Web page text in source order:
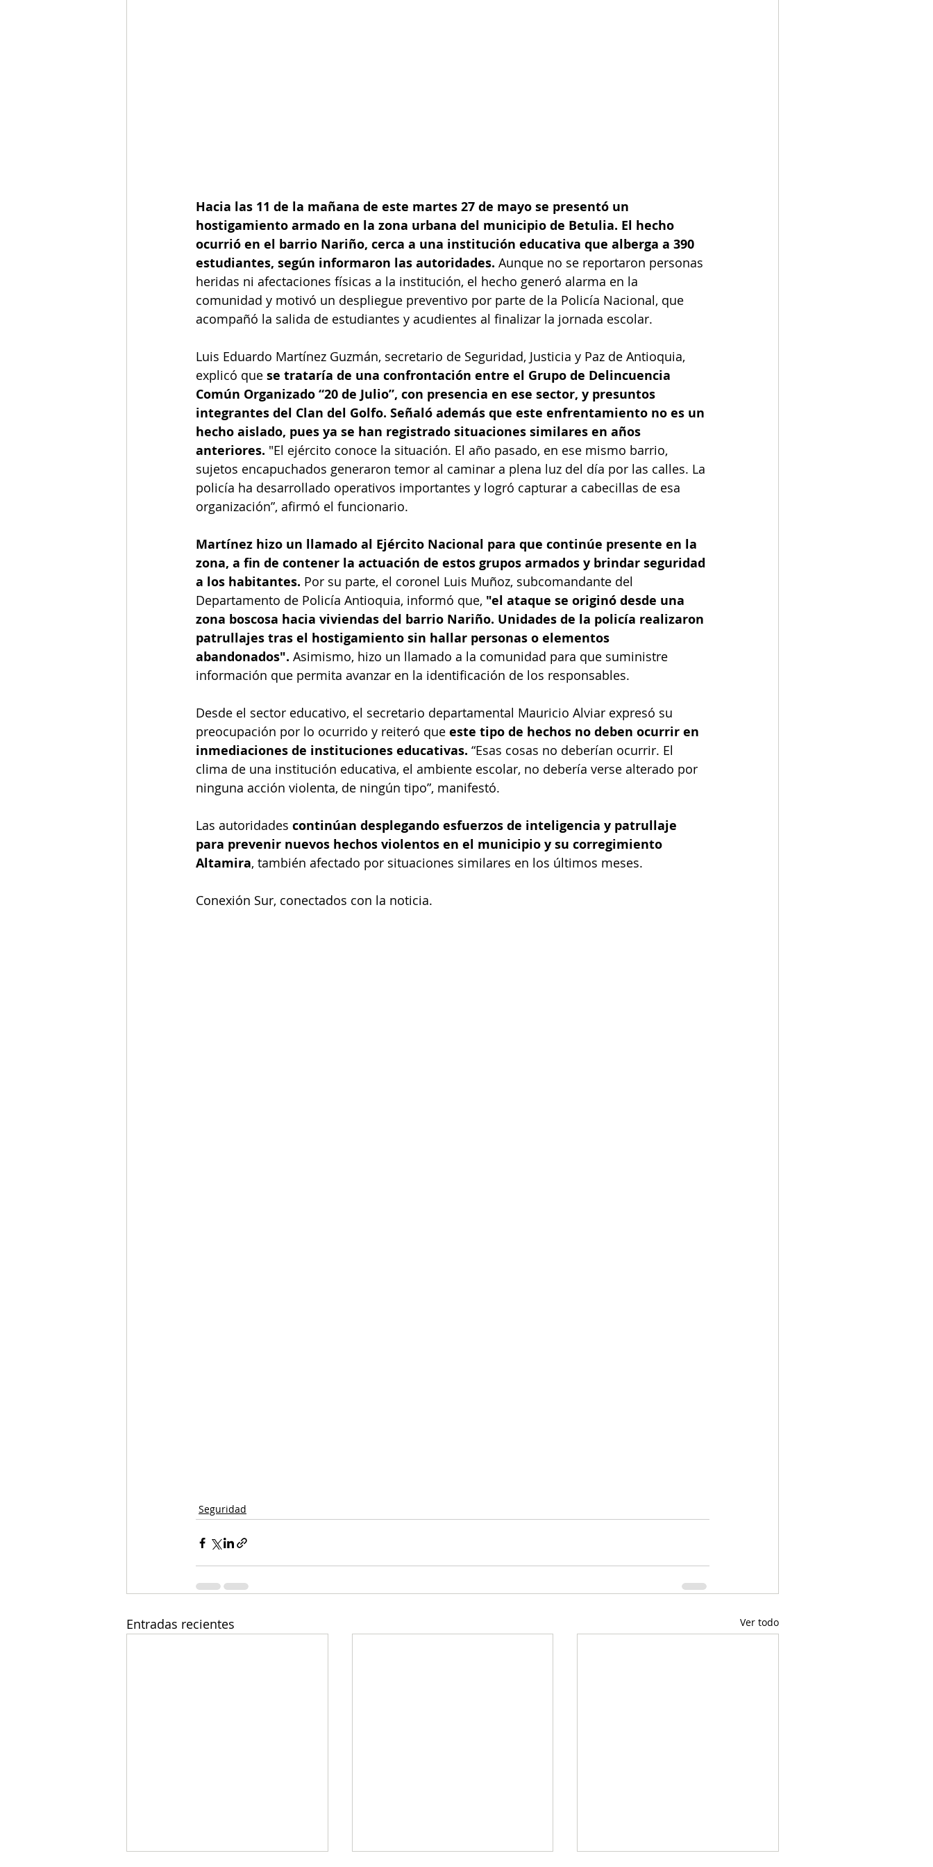
Hacia las 11 de la mañana de este martes 27 de mayo se presentó un
hostigamiento armado en la zona urbana del municipio de Betulia. El hecho
ocurrió en el barrio Nariño, cerca a una institución educativa que alberga a 390
estudiantes, según informaron las autoridades. Aunque no se reportaron personas
heridas ni afectaciones físicas a la institución, el hecho generó alarma en la
comunidad y motivó un despliegue preventivo por parte de la Policía Nacional, que
acompañó la salida de estudiantes y acudientes al finalizar la jornada escolar.
Luis Eduardo Martínez Guzmán, secretario de Seguridad, Justicia y Paz de Antioquia,
explicó que se trataría de una confrontación entre el Grupo de Delincuencia
Común Organizado “20 de Julio”, con presencia en ese sector, y presuntos
integrantes del Clan del Golfo. Señaló además que este enfrentamiento no es un
hecho aislado, pues ya se han registrado situaciones similares en años
anteriores. "El ejército conoce la situación. El año pasado, en ese mismo barrio,
sujetos encapuchados generaron temor al caminar a plena luz del día por las calles. La
policía ha desarrollado operativos importantes y logró capturar a cabecillas de esa
organización”, afirmó el funcionario.
Martínez hizo un llamado al Ejército Nacional para que continúe presente en la
zona, a fin de contener la actuación de estos grupos armados y brindar seguridad
a los habitantes. Por su parte, el coronel Luis Muñoz, subcomandante del
Departamento de Policía Antioquia, informó que, "el ataque se originó desde una
zona boscosa hacia viviendas del barrio Nariño. Unidades de la policía realizaron
patrullajes tras el hostigamiento sin hallar personas o elementos
abandonados". Asimismo, hizo un llamado a la comunidad para que suministre
información que permita avanzar en la identificación de los responsables.
Desde el sector educativo, el secretario departamental Mauricio Alviar expresó su
preocupación por lo ocurrido y reiteró que este tipo de hechos no deben ocurrir en
inmediaciones de instituciones educativas. “Esas cosas no deberían ocurrir. El
clima de una institución educativa, el ambiente escolar, no debería verse alterado por
ninguna acción violenta, de ningún tipo”, manifestó.
Las autoridades continúan desplegando esfuerzos de inteligencia y patrullaje
para prevenir nuevos hechos violentos en el municipio y su corregimiento
Altamira, también afectado por situaciones similares en los últimos meses.
Conexión Sur, conectados con la noticia.
Seguridad
Entradas recientes Ver todo